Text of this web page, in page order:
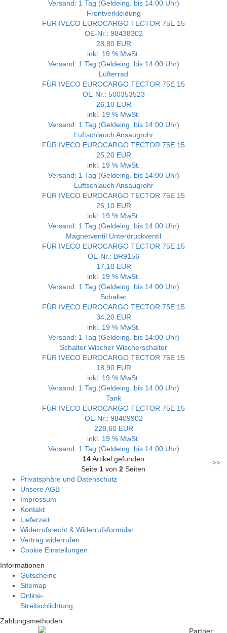
Versand: 1 Tag (Geldeing. bis 14:00 Uhr)
Frontverkleidung
FÜR IVECO EUROCARGO TECTOR 75E 15
OE-Nr.: 98438302
28,80 EUR
inkl. 19 % MwSt.
Versand: 1 Tag (Geldeing. bis 14:00 Uhr)
Lüfterrad
FÜR IVECO EUROCARGO TECTOR 75E 15
OE-Nr.: 500353523
26,10 EUR
inkl. 19 % MwSt.
Versand: 1 Tag (Geldeing. bis 14:00 Uhr)
Luftschlauch Ansaugrohr
FÜR IVECO EUROCARGO TECTOR 75E 15
25,20 EUR
inkl. 19 % MwSt.
Versand: 1 Tag (Geldeing. bis 14:00 Uhr)
Luftschlauch Ansaugrohr
FÜR IVECO EUROCARGO TECTOR 75E 15
26,10 EUR
inkl. 19 % MwSt.
Versand: 1 Tag (Geldeing. bis 14:00 Uhr)
Magnetventil Unterdruckventil
FÜR IVECO EUROCARGO TECTOR 75E 15
OE-Nr.: BR9156
17,10 EUR
inkl. 19 % MwSt.
Versand: 1 Tag (Geldeing. bis 14:00 Uhr)
Schalter
FÜR IVECO EUROCARGO TECTOR 75E 15
34,20 EUR
inkl. 19 % MwSt.
Versand: 1 Tag (Geldeing. bis 14:00 Uhr)
Schalter Wischer Wischerschalter
FÜR IVECO EUROCARGO TECTOR 75E 15
18,90 EUR
inkl. 19 % MwSt.
Versand: 1 Tag (Geldeing. bis 14:00 Uhr)
Tank
FÜR IVECO EUROCARGO TECTOR 75E 15
OE-Nr.: 98409902
228,60 EUR
inkl. 19 % MwSt.
Versand: 1 Tag (Geldeing. bis 14:00 Uhr)
14Artikel gefunden
Seite 1 von2 Seiten
>>
Privatsphäre und Datenschutz
Unsere AGB
Impressum
Kontakt
Lieferzeit
Widerrufsrecht & Widerrufsformular
Vertrag widerrufen
Cookie Einstellungen
Informationen
Gutscheine
Sitemap
Online-
Streitschlichtung
Zahlungsmethoden
Partner: